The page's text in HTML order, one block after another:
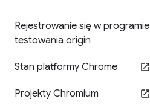
Rejestrowanie się w programie
testowania origin
Stan platformy Chrome
Projekty Chromium